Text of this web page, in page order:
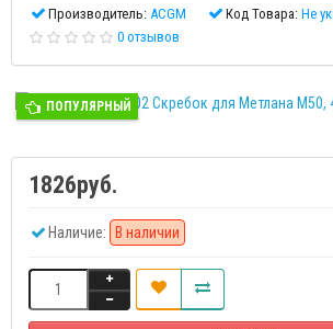
Производитель: ACGM Код Товара: Не
0 отзывов
ПОПУЛЯРНЫЙ
1826руб.
Наличие: В наличии